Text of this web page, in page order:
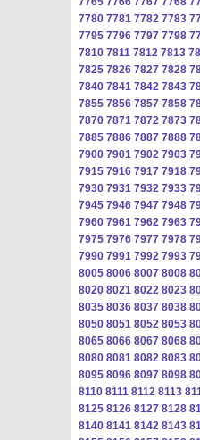
7780 7781 7782 7783
7795 7796 7797 7798
7810 7811 7812 7813
7825 7826 7827 7828
7840 7841 7842 7843
7855 7856 7857 7858
7870 7871 7872 7873
7885 7886 7887 7888
7900 7901 7902 7903
7915 7916 7917 7918
7930 7931 7932 7933
7945 7946 7947 7948
7960 7961 7962 7963
7975 7976 7977 7978
7990 7991 7992 7993
8005 8006 8007 8008
8020 8021 8022 8023
8035 8036 8037 8038
8050 8051 8052 8053
8065 8066 8067 8068
8080 8081 8082 8083
8095 8096 8097 8098
8110 8111 8112 8113
8125 8126 8127 8128
8140 8141 8142 8143